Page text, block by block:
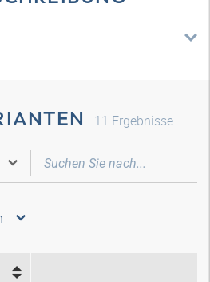
11 Ergebnisse